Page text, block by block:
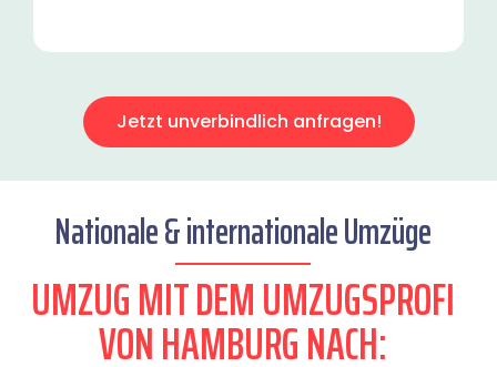
Jetzt unverbindlich anfragen!
Nationale & internationale Umzüge
UMZUG MIT DEM UMZUGSPROFI
VON HAMBURG NACH: